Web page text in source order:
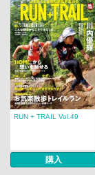
RUN + TRAIL Vol.49
購入